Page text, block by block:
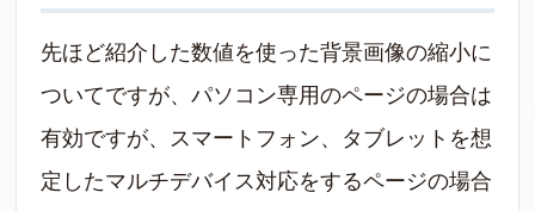
先ほど紹介した数値を使った背景画像の縮小に
ついてですが、パソコン専用のページの場合は
有効ですが、スマートフォン、タブレットを想
定したマルチデバイス対応をするページの場合